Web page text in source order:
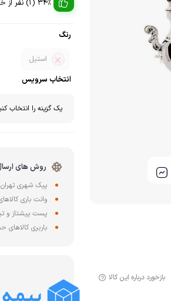
گوشت کوب برقی
لوازم پخت و پز
هات داگ پز
بازخورد درباره این کالا
34% (1) نفر از خریداران، این کالا را پیشنهاد کرده اند
رنگ
استیل
انتخاب سرویس
روش های
پیک شهری
وانت باری
پست پیشتاز و
باربری کالاهای